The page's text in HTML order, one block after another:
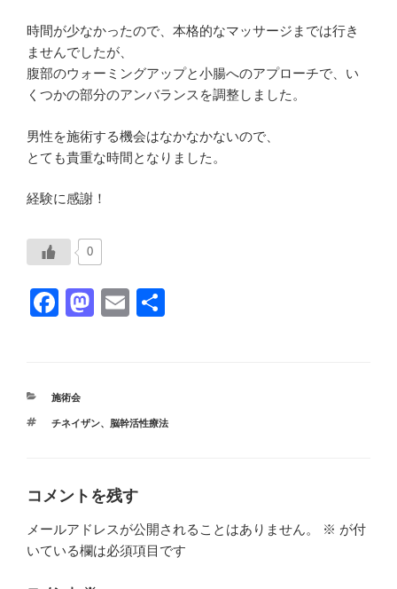
時間が少なかったので、本格的なマッサージまでは行き
ませんでしたが、
腹部のウォーミングアップと小腸へのアプローチで、い
くつかの部分のアンバランスを調整しました。
男性を施術する機会はなかなかないので、
とても貴重な時間となりました。
経験に感謝！
0
F
e
b
k
M
d
E
カ
ゴ
施術会
タ
チネイザン、 脳幹活性療法
コメントを残す
メールアドレスが公開されることはありません。 ※ が付
いている欄は必須項目です